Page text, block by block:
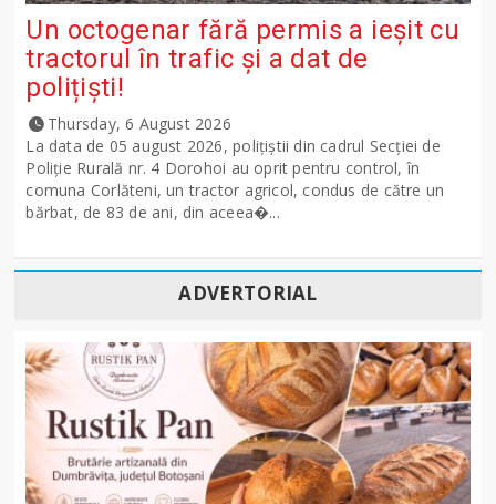
Un octogenar fără permis a ieșit cu
tractorul în trafic și a dat de
polițiști!
Thursday, 6 August 2026
La data de 05 august 2026, polițiștii din cadrul Secției de
Poliție Rurală nr. 4 Dorohoi au oprit pentru control, în
comuna Corlăteni, un tractor agricol, condus de către un
bărbat, de 83 de ani, din aceea�...
ADVERTORIAL